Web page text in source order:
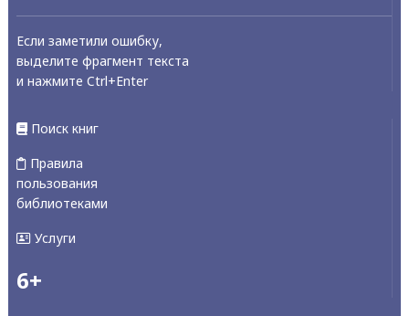
Если заметили ошибку,
выделите фрагмент текста
и нажмите Ctrl+Enter
Поиск книг
Правила
пользования
библиотеками
Услуги
6+